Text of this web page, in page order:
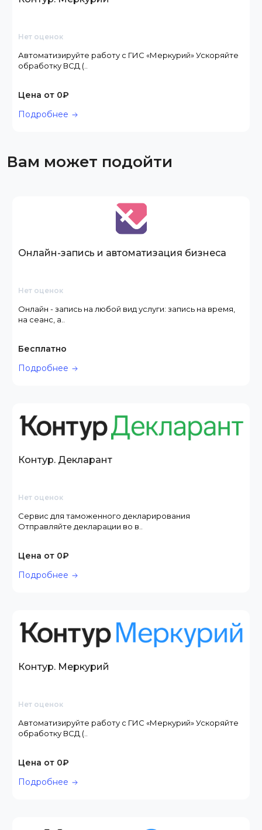
Нет оценок
Автоматизируйте работу с ГИС «Меркурий» Ускоряйте
обработку ВСД (..
Цена от 0₽
Подробнее
Вам может подойти
Онлайн-запись и автоматизация бизнеса
Нет оценок
Онлайн - запись на любой вид услуги: запись на время,
на сеанс, а..
Бесплатно
Подробнее
Контур. Декларант
Нет оценок
Сервис для таможенного декларирования
Отправляйте декларации во в..
Цена от 0₽
Подробнее
Контур. Меркурий
Нет оценок
Автоматизируйте работу с ГИС «Меркурий» Ускоряйте
обработку ВСД (..
Цена от 0₽
Подробнее